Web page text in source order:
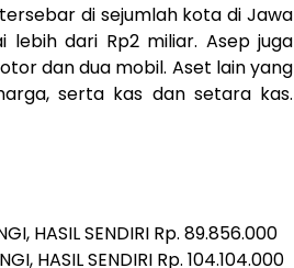
di sejumlah kota di Jawa
lebih dari Rp2 miliar. Asep juga
dan dua mobil. Aset lain yang
serta kas dan setara kas.
HASIL SENDIRI Rp. 89.856.000
HASIL SENDIRI Rp. 104.104.000